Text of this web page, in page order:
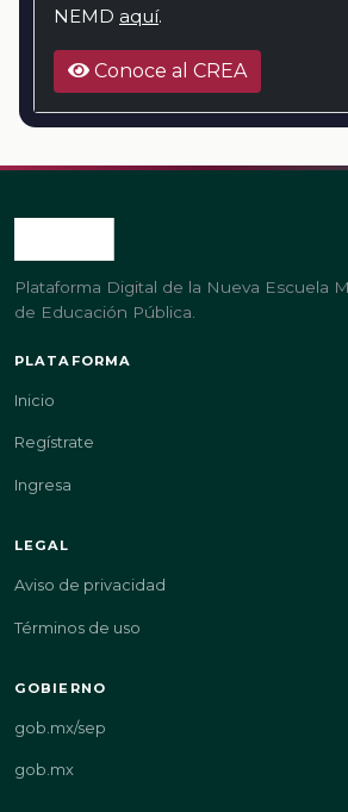
NEMD aquí.
Conoce al CREA
Plataforma Digital de la Nueva Escuela
de Educación Pública.
PLATAFORMA
Inicio
Regístrate
Ingresa
LEGAL
Aviso de privacidad
Términos de uso
GOBIERNO
gob.mx/sep
gob.mx